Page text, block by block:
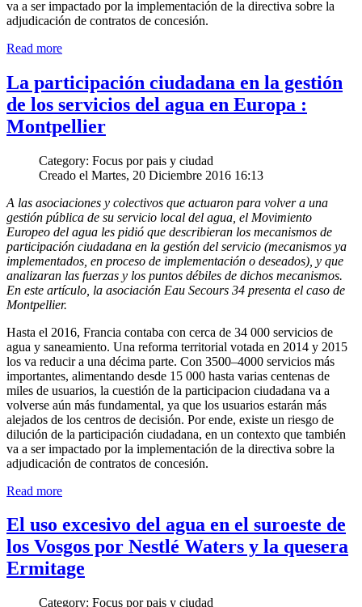
va a ser impactado por la implementación de la directiva sobre la
adjudicación de contratos de concesión.
Read more
La participación ciudadana en la gestión
de los servicios del agua en Europa :
Montpellier
Category: Focus por pais y ciudad
Creado el Martes, 20 Diciembre 2016 16:13
A las asociaciones y colectivos que actuaron para volver a una
gestión pública de su servicio local del agua, el Movimiento
Europeo del agua les pidió que describieran los mecanismos de
participación ciudadana en la gestión del servicio (mecanismos ya
implementados, en proceso de implementación o deseados), y que
analizaran las fuerzas y los puntos débiles de dichos mecanismos.
En este artículo, la asociación Eau Secours 34 presenta el caso de
Montpellier.
Hasta el 2016, Francia contaba con cerca de 34 000 servicios de
agua y saneamiento. Una reforma territorial votada en 2014 y 2015
los va reducir a una décima parte. Con 3500–4000 servicios más
importantes, alimentando desde 15 000 hasta varias centenas de
miles de usuarios, la cuestión de la participacion ciudadana va a
volverse aún más fundamental, ya que los usuarios estarán más
alejados de los centros de decisión. Por ende, existe un riesgo de
dilución de la participación ciudadana, en un contexto que también
va a ser impactado por la implementación de la directiva sobre la
adjudicación de contratos de concesión.
Read more
El uso excesivo del agua en el suroeste de
los Vosgos por Nestlé Waters y la quesera
Ermitage
Category: Focus por pais y ciudad